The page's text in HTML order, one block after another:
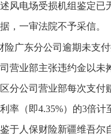
风电场受损机组鉴定已
，一审法院不予采信。
险广东分公司逾期未支
营业部主张违约金以未
分公司营业部每次支付
率（即4.35%）的3倍计
于人保财险新疆维吾尔